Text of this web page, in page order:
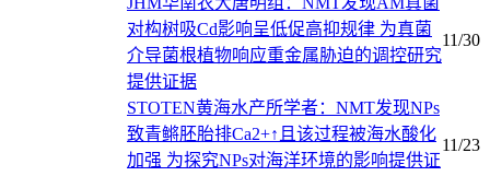
对构树吸Cd影响呈低促高抑规律 为真菌
介导菌根植物响应重金属胁迫的调控研究
提供证据
11/30
STOTEN黄海水产所学者：NMT发现NPs
致青鳉胚胎排Ca2+↑且该过程被海水酸化
加强 为探究NPs对海洋环境的影响提供证
11/23